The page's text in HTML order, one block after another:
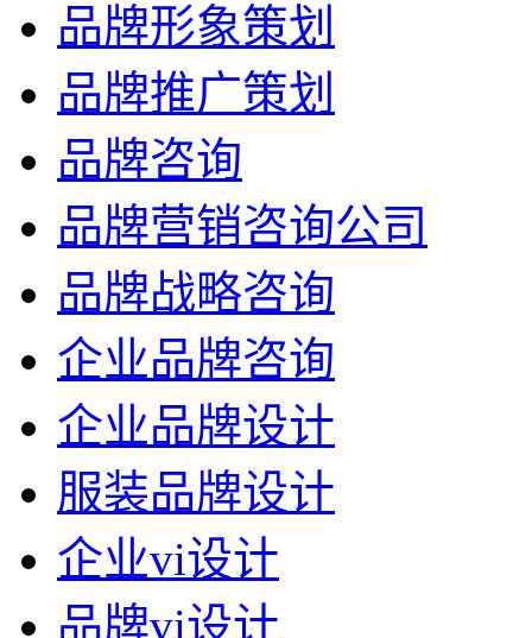
品牌形象策划
品牌推广策划
品牌咨询
品牌营销咨询公司
品牌战略咨询
企业品牌咨询
企业品牌设计
服装品牌设计
企业vi设计
品牌vi设计